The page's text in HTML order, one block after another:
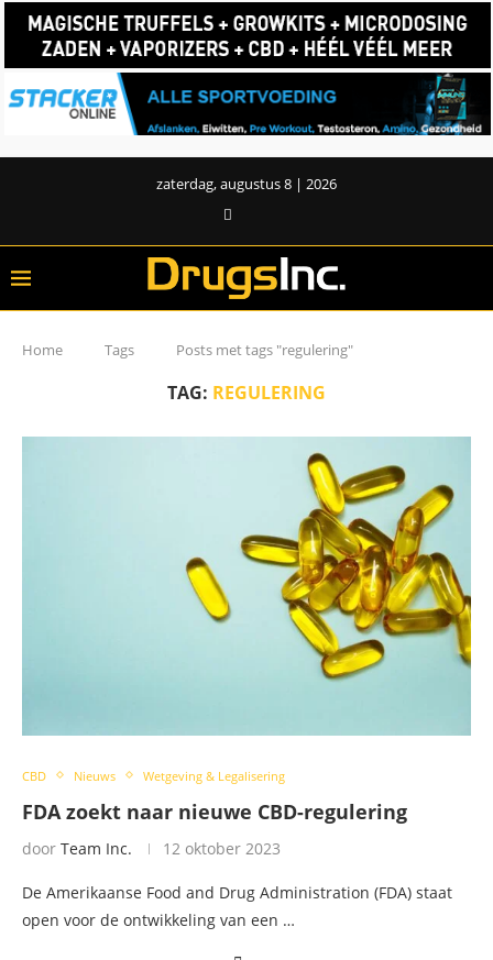
zaterdag, augustus 8 | 2026
Home Tags Posts met tags "regulering"
TAG: REGULERING
CBD Nieuws Wetgeving & Legalisering
FDA zoekt naar nieuwe CBD-regulering
door Team Inc. 12 oktober 2023
De Amerikaanse Food and Drug Administration (FDA) staat
open voor de ontwikkeling van een …